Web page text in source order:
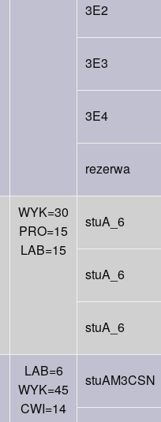
3E2
3E3
3E4
rezerwa
WYK=30
PRO=15
LAB=15
stuA_6
stuA_6
stuA_6
LAB=6
WYK=45
CWI=14
stuAM3CSN